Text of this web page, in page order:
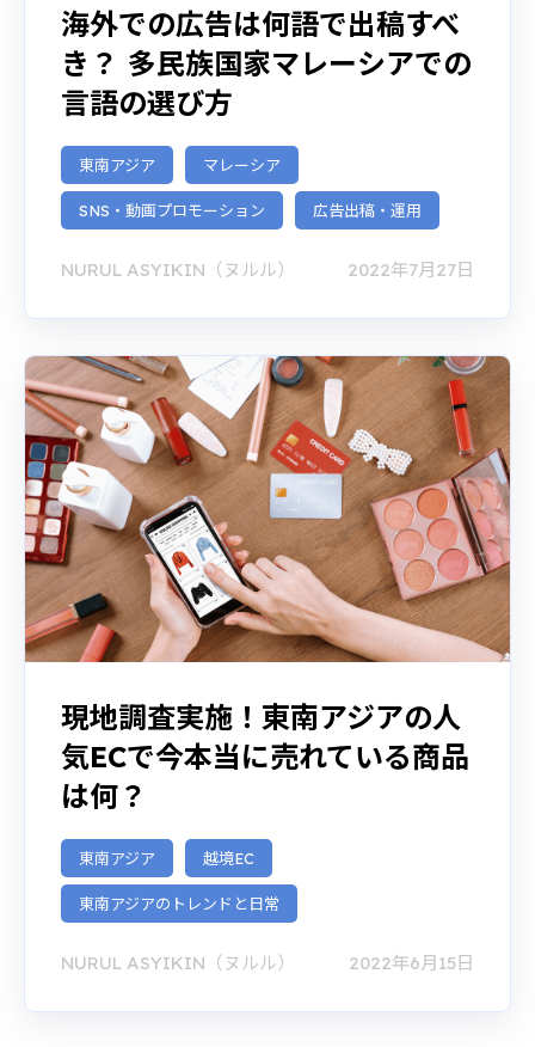
海外での広告は何語で出稿すべ
き？ 多民族国家マレーシアでの
言語の選び方
東南アジア マレーシア
SNS・動画プロモーション 広告出稿・運用
NURUL ASYIKIN（ヌルル） 2022年7月27日
現地調査実施！東南アジアの人
気ECで今本当に売れている商品
は何？
東南アジア 越境EC
東南アジアのトレンドと日常
NURUL ASYIKIN（ヌルル） 2022年6月15日